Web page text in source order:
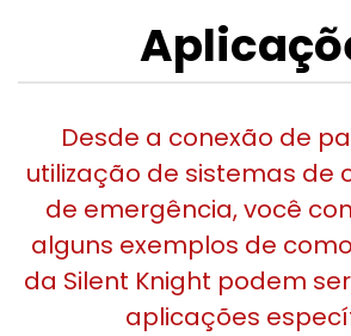
Desde a conexão de
utilização de sistemas de
de emergência, você
alguns exemplos de
da Silent Knight podem
aplicações